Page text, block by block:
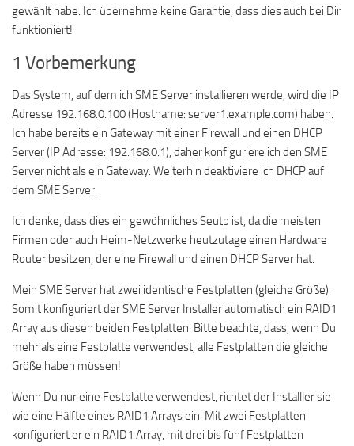
gewählt habe. Ich übernehme keine Garantie, dass dies auch bei Dir
funktioniert!
1 Vorbemerkung
Das System, auf dem ich SME Server installieren werde, wird die IP
Adresse 192.168.0.100 (Hostname: server1.example.com) haben.
Ich habe bereits ein Gateway mit einer Firewall und einen DHCP
Server (IP Adresse: 192.168.0.1), daher konfiguriere ich den SME
Server nicht als ein Gateway. Weiterhin deaktiviere ich DHCP auf
dem SME Server.
Ich denke, dass dies ein gewöhnliches Seutp ist, da die meisten
Firmen oder auch Heim-Netzwerke heutzutage einen Hardware
Router besitzen, der eine Firewall und einen DHCP Server hat.
Mein SME Server hat zwei identische Festplatten (gleiche Größe).
Somit konfiguriert der SME Server Installer automatisch ein RAID1
Array aus diesen beiden Festplatten. Bitte beachte, dass, wenn Du
mehr als eine Festplatte verwendest, alle Festplatten die gleiche
Größe haben müssen!
Wenn Du nur eine Festplatte verwendest, richtet der Installler sie
wie eine Hälfte eines RAID1 Arrays ein. Mit zwei Festplatten
konfiguriert er ein RAID1 Array, mit drei bis fünf Festplatten